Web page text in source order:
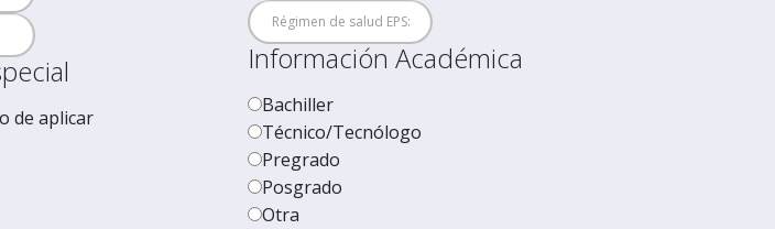
de aplicar
Información Académica
Bachiller
Técnico/Tecnólogo
Pregrado
Posgrado
Otra